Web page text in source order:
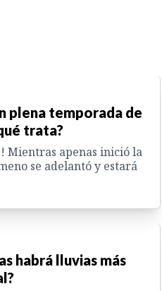
plena temporada de
trata?
Mientras apenas inició la
se adelantó y estará
habrá lluvias más